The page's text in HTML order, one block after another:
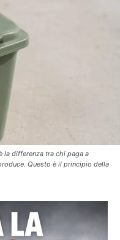
la differenza tra chi paga a
Questo è il principio della